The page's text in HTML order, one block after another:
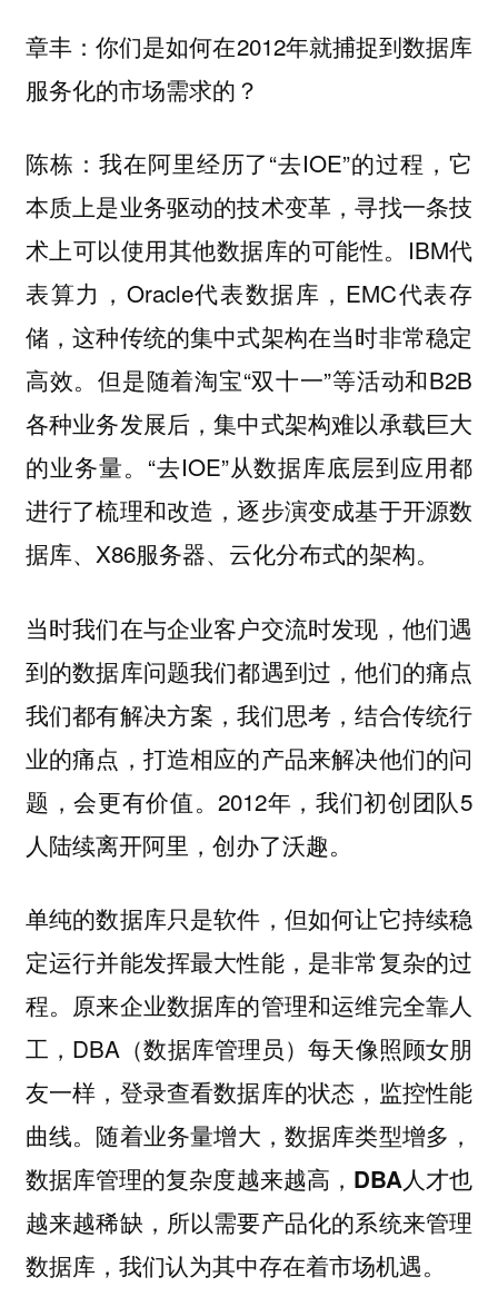
章丰：你们是如何在2012年就捕捉到数据库
服务化的市场需求的？
陈栋： 我在阿里经历了“去IOE”的过程，它
本质上是业务驱动的技术变革，寻找一条技
术上可以使用其他数据库的可能性。IBM代
表算力，Oracle代表数据库，EMC代表存
储，这种传统的集中式架构在当时非常稳定
高效。但是随着淘宝“双十一”等活动和B2B
各种业务发展后，集中式架构难以承载巨大
的业务量。“去IOE”从数据库底层到应用都
进行了梳理和改造，逐步演变成基于开源数
据库、X86服务器、云化分布式的架构。
当时我们在与企业客户交流时发现，他们遇
到的数据库问题我们都遇到过，他们的痛点
我们都有解决方案，我们思考，结合传统行
业的痛点，打造相应的产品来解决他们的问
题，会更有价值。2012年，我们初创团队5
人陆续离开阿里，创办了沃趣。
单纯的数据库只是软件，但如何让它持续稳
定运行并能发挥最大性能，是非常复杂的过
程。原来企业数据库的管理和运维完全靠人
工，DBA（数据库管理员）每天像照顾女朋
友一样，登录查看数据库的状态，监控性能
曲线。 随着业务量增大，数据库类型增多，
数据库管理的复杂度越来越高，DBA人才也
越来越稀缺，所以需要产品化的系统来管理
数据库，我们认为其中存在着市场机遇。